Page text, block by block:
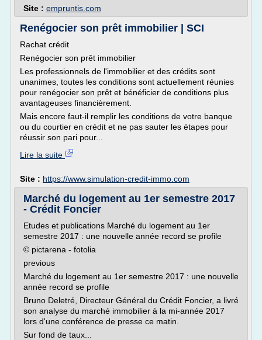
Site : empruntis.com
Renégocier son prêt immobilier | SCI
Rachat crédit
Renégocier son prêt immobilier
Les professionnels de l'immobilier et des crédits sont
unanimes, toutes les conditions sont actuellement réunies
pour renégocier son prêt et bénéficier de conditions plus
avantageuses financièrement.
Mais encore faut-il remplir les conditions de votre banque
ou du courtier en crédit et ne pas sauter les étapes pour
réussir son pari pour...
Lire la suite
Site : https://www.simulation-credit-immo.com
Marché du logement au 1er semestre 2017
- Crédit Foncier
Etudes et publications Marché du logement au 1er
semestre 2017 : une nouvelle année record se profile
© pictarena - fotolia
previous
Marché du logement au 1er semestre 2017 : une nouvelle
année record se profile
Bruno Deletré, Directeur Général du Crédit Foncier, a livré
son analyse du marché immobilier à la mi-année 2017
lors d'une conférence de presse ce matin.
Sur fond de taux...